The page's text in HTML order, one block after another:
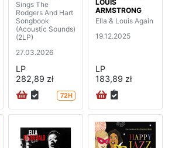
Sings The
Rodgers And Hart
Songbook
(Acoustic Sounds)
(2LP)
27.03.2026
LP
282,89 zł
72H
LOUIS
ARMSTRONG
Ella & Louis Again
19.12.2025
LP
183,89 zł